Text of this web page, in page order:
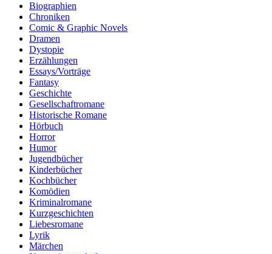
Biographien
Chroniken
Comic & Graphic Novels
Dramen
Dystopie
Erzählungen
Essays/Vorträge
Fantasy
Geschichte
Gesellschaftromane
Historische Romane
Hörbuch
Horror
Humor
Jugendbücher
Kinderbücher
Kochbücher
Komödien
Kriminalromane
Kurzgeschichten
Liebesromane
Lyrik
Märchen